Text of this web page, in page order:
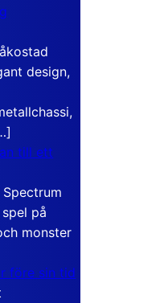
design,
till ett
på
monster
före sin tid